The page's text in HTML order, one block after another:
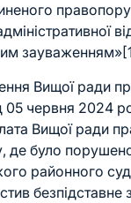
зауваженням»
Вищої ради
05 червня 2024
Вищої ради
де було
районного
безпідставне